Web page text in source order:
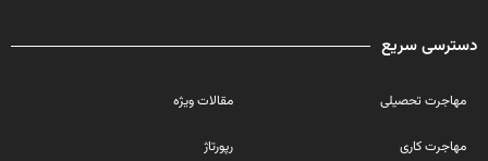
دسترسی سریع
مهاجرت تحصیلی
مهاجرت کاری
مقالات ویژه
رپورتاژ